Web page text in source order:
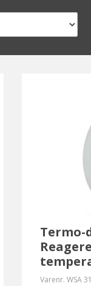
Varenr. WSA